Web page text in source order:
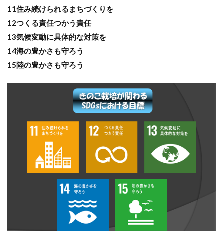
11住み続けられるまちづくりを
12つくる責任つかう責任
13気候変動に具体的な対策を
14海の豊かさも守ろう
15陸の豊かさも守ろう